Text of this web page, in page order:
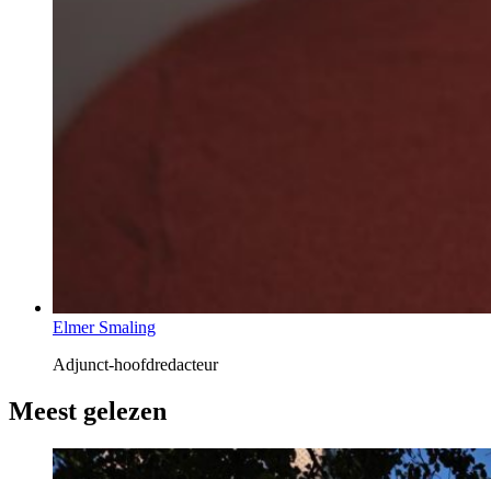
Elmer Smaling
Adjunct-hoofdredacteur
Meest gelezen